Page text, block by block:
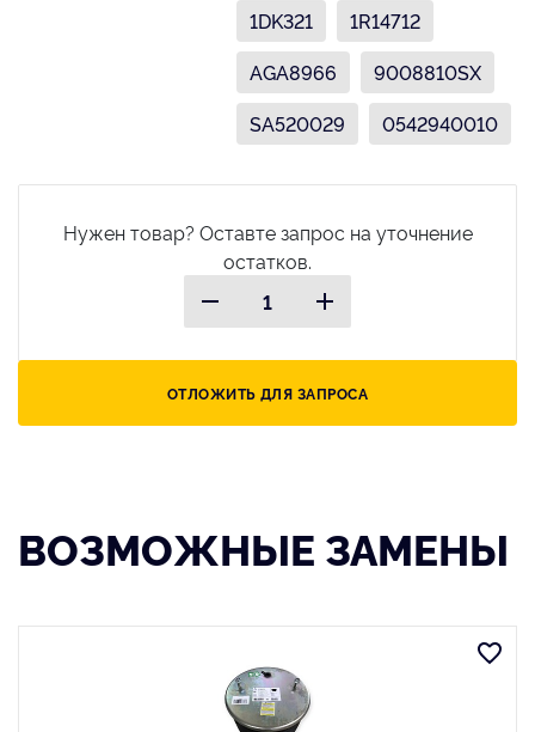
1DK321
1R14712
AGA8966
9008810SX
SA520029
0542940010
Нужен товар? Оставте запрос на уточнение
остатков.
ОТЛОЖИТЬ ДЛЯ ЗАПРОСА
ВОЗМОЖНЫЕ ЗАМЕНЫ